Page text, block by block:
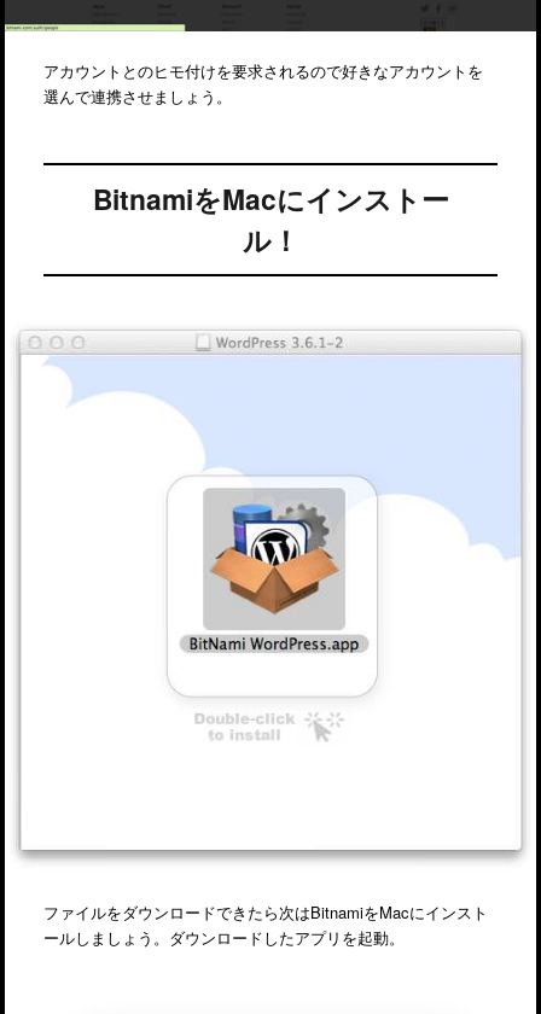
アカウントとのヒモ付けを要求されるので好きなアカウントを
選んで連携させましょう。
BitnamiをMacにインストー
ル！
ファイルをダウンロードできたら次はBitnamiをMacにインスト
ールしましょう。ダウンロードしたアプリを起動。